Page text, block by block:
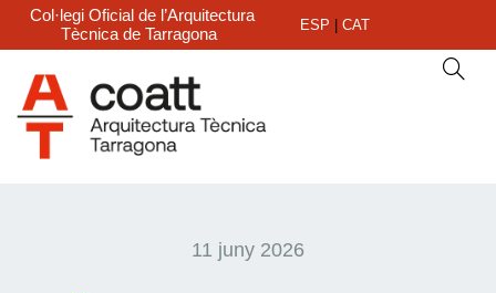
Col·legi Oficial de l’Arquitectura
Tècnica de Tarragona
ESP CAT
11 juny 2026